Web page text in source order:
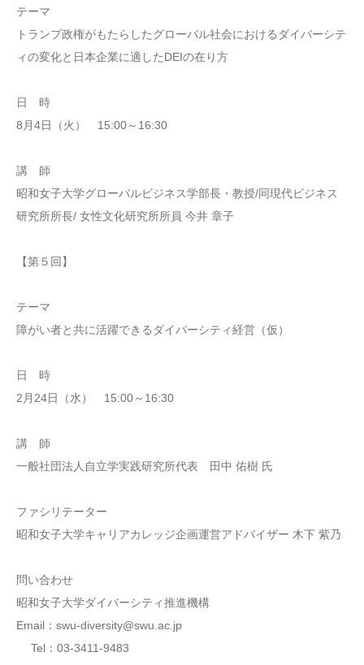
テーマ
トランプ政権がもたらしたグローバル社会におけるダイバーシテ
ィの変化と日本企業に適したDEIの在り方
日 時
8月4日（火） 15:00～16:30
講 師
昭和女子大学グローバルビジネス学部長・教授/同現代ビジネス
研究所所長/ 女性文化研究所所員 今井 章子
【第５回】
テーマ
障がい者と共に活躍できるダイバーシティ経営（仮）
日 時
2月24日（水） 15:00～16:30
講 師
一般社団法人自立学実践研究所代表 田中 佑樹 氏
ファシリテーター
昭和女子大学キャリアカレッジ企画運営アドバイザー 木下 紫乃
問い合わせ
昭和女子大学ダイバーシティ推進機構
Email：swu-diversity@swu.ac.jp
Tel：03-3411-9483